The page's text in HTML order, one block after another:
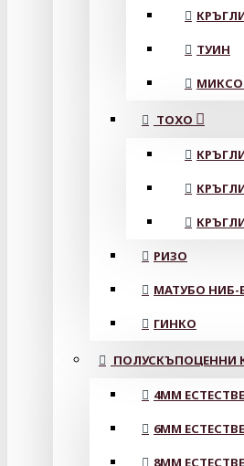
ТУИН
ТОХО
КРЪГЛИ
КРЪГЛИ
РИЗО
МАТУБО НИБ-
ГИНКО
ПОЛУСКЪПОЦЕННИ
4MM
6MM
8MM